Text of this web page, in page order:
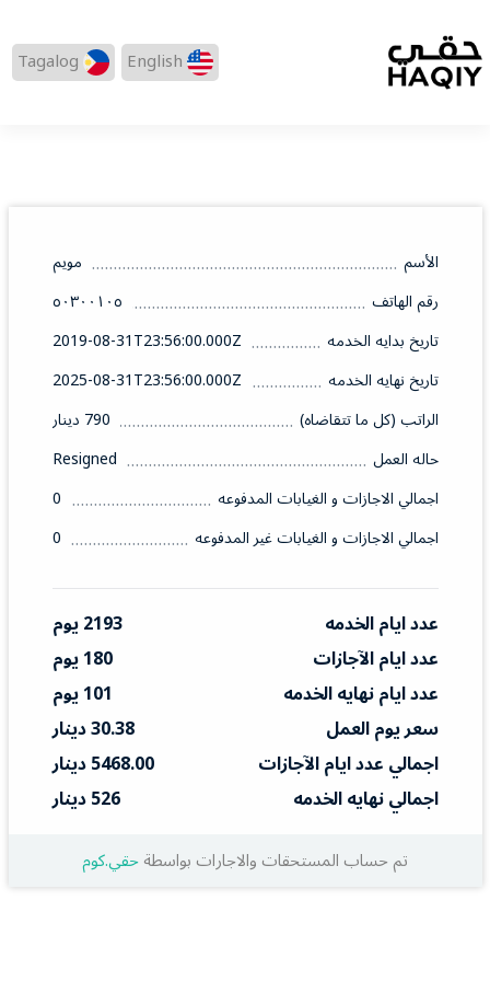
English
Tagalog
الأسم
مويم
رقم الهاتف
٥٠٣٠٠١٠٥
تاريخ بدايه الخدمه
2019-08-31T23:56:00.000Z
تاريخ نهايه الخدمه
2025-08-31T23:56:00.000Z
الراتب (كل ما تتقاضاه)
790 دينار
حاله العمل
Resigned
اجمالي الاجازات و الغيابات المدفوعه
0
اجمالي الاجازات و الغيابات غير المدفوعه
0
عدد ايام الخدمه
2193 يوم
عدد ايام الآجازات
180 يوم
عدد ايام نهايه الخدمه
101 يوم
سعر يوم العمل
30.38 دينار
اجمالي عدد ايام الآجازات
5468.00 دينار
اجمالي نهايه الخدمه
526 دينار
تم حساب المستحقات والاجارات بواسطةحقي.كوم